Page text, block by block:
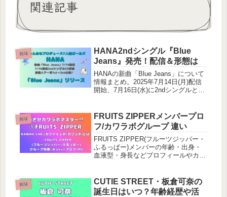
関連記事
興味
HANA2ndシングル『Blue
Jeans』発売！配信＆形態は
HANAの新曲「Blue Jeans」について
情報まとめ。2025年7月14日(月)配信
開始、7月16日(水)に2ndシングルとし
ティスト個人写真を1st→2ndで比較♪
興味
FRUITS ZIPPERメンバープロ
フ/カワラボグループ 違い
FRUITS ZIPPER(フルーツジッパー・
ふるっぱー)メンバーの年齢・出身・
血液型・身長などプロフィールやカラ
ターしたい♪祝・第76回NHK紅白歌合
戦初出場！
興味
CUTIE STREET・板倉可奈の
誕生日はいつ？年齢経歴や活